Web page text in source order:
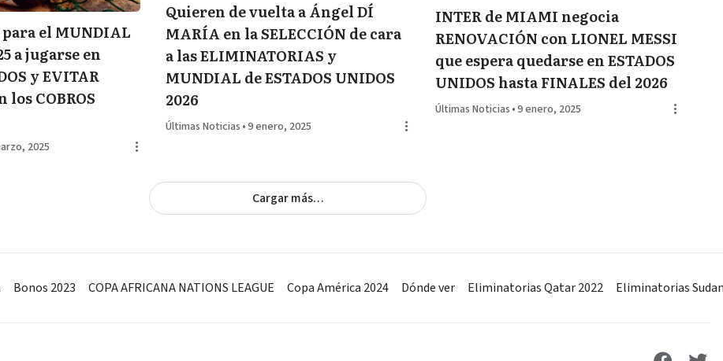
el MUNDIAL
a jugarse en
y EVITAR
los COBROS
2025
Quieren de vuelta a Ángel DÍ
MARÍA en la SELECCIÓN de cara
a las ELIMINATORIAS y
MUNDIAL de ESTADOS UNIDOS
2026
Últimas Noticias •9 enero, 2025
INTER de MIAMI negocia
RENOVACIÓN con LIONEL MESSI
que espera quedarse en ESTADOS
UNIDOS hasta FINALES del 2026
Últimas Noticias •9 enero, 2025
Cargar más…
Bonos 2023 COPA AFRICANA NATIONS LEAGUE Copa América 2024 Dónde ver Eliminatorias Qatar 2022 Eliminatorias